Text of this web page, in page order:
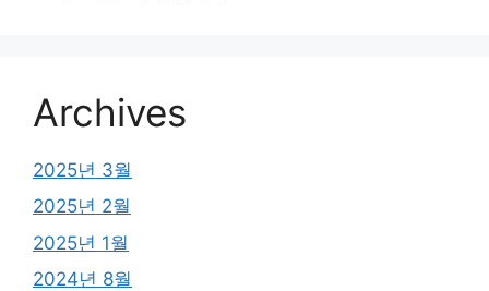
Archives
2025년 3월
2025년 2월
2025년 1월
2024년 8월